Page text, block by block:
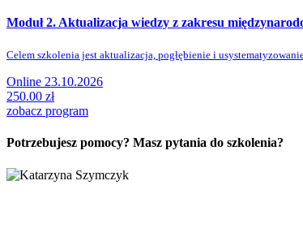
Moduł 2. Aktualizacja wiedzy z zakresu
Celem szkolenia jest aktualizacja, pogłębienie i
Online 23.10.2026
250.00 zł
zobacz program
Potrzebujesz pomocy? Masz pytania do szkolenia?